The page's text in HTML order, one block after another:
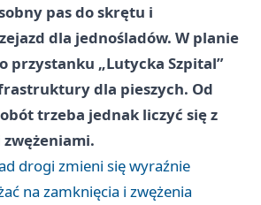
pas do skrętu i
dla jednośladów. W planie
przystanku „Lutycka Szpital”
dla pieszych. Od
trzeba jednak liczyć się z
drogi zmieni się wyraźnie
na zamknięcia i zwężenia